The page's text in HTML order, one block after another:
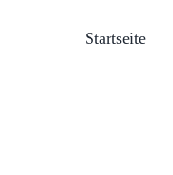
Startseite